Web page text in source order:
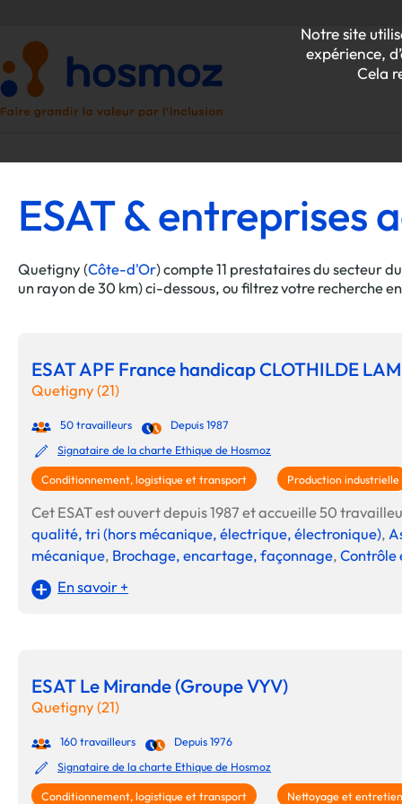
Notre site
expérience,
Cela
ESAT & entreprises
Quetigny (Côte-d'Or) compte 11 prestataires du secteur
un rayon de 30 km) ci-dessous, ou filtrez votre recherche
ESAT APF France handicap CLOTHILDE
Quetigny (21)
50 travailleurs
Depuis 1987
Signataire de la charte Ethique de Hosmoz
Conditionnement, logistique et transport Production industrielle
Cet ESAT est ouvert depuis 1987 et accueille 50
qualité, tri (hors mécanique, électrique, électronique),
mécanique, Brochage, encartage, façonnage,Contrôle
En savoir +
ESAT Le Mirande (Groupe VYV)
Quetigny (21)
160 travailleurs
Depuis 1976
Signataire de la charte Ethique de Hosmoz
Conditionnement, logistique et transport Nettoyage et entretien